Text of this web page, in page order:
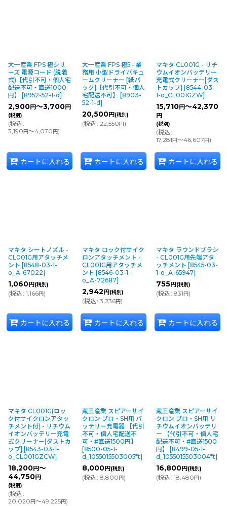
大一産業 FPS 極シリ
ーズ 電源コード (脱着
式)【代引不可・個人宅
配送不可・直送1000
円】
[8952-52-1-d]
2,900円～3,700円
(税別)
(税込:
3,190円～4,070円)
カートに入れる
大一産業 FPS 極5 - 業
務用 小型ドライバキュ
ームクリーナー [紙パ
ック]【代引不可・個人
宅配送不可】
[8903-
52-1-d]
20,500円 (税別)
(税込: 22,550円)
カートに入れる
マキタ CL001G - リチ
ウムイオンバッテリー
充電式クリーナー[ダス
トカップ] [8544-03-
1-o_CL001GZW]
15,710円～42,370
円
(税別)
(税込:
17,281円～46,607円)
カートに入れる
マキタ シートノズル -
CL001G用アタッチメ
ント [8548-03-1-
o_A-67022]
1,060円 (税別)
(税込: 1,166円)
カートに入れる
マキタ ロック付サイク
ロンアタッチメント -
CL001G用アタッチメ
ント [8546-03-1-
o_A-72687]
2,942 円 (税別)
(税込: 3,236円)
カートに入れる
マキタ ラウンドブラシ
- CL001G用先端アタ
ッチメント [8545-03-
1-o_A-65947]
755円 (税別)
(税込: 831円)
カートに入れる
マキタ CL001G(ロッ
ク付サイクロンアタッ
チメント付) - リチウム
イオンバッテリー充電
式クリーナー[ダストカ
ップ] [8543-03-1-
o_CL001GZCW]
18,200円～
44,750円
(税別)
(税込:
20,020円～49,225円)
蔵王産業 スピアーサイ
クロン プロ・SH用 バ
ッテリー充電器 【代引
不可・個人宅配送不
可・#直送1500円】
[8500-05-1-
d_1055015503005*t]
8,000円 (税別)
(税込: 8,800円)
蔵王産業 スピアーサイ
クロン プロ・SH用 リ
チウムイオンバッテリ
ー 【代引不可・個人宅
配送不可・#直送1500
円】
[8499-05-1-
d_1055015503004*t]
16,800円 (税別)
(税込: 18,480円)